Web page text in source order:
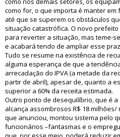
como for, o que importa é manter
até que se superem os obstáculos
situação catastrófica. O novo
para reverter a situação, mas teme-
e acabará tendo de ampliar esse
Tudo se resume na existência de
alguma esperança de que a
arrecadação do IPVA (a metade da
partir de abril), apesar de, quanto a
superior a 60% da receita estimada.
Outro ponto de desequilíbrio, que é
alcança assombrosos R$ 18
que anunciou, montou sistema pelo
funcionários –fantasmas e o